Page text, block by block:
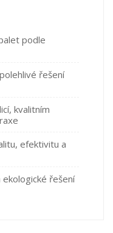
podle
řešení
kvalitním
efektivitu a
řešení